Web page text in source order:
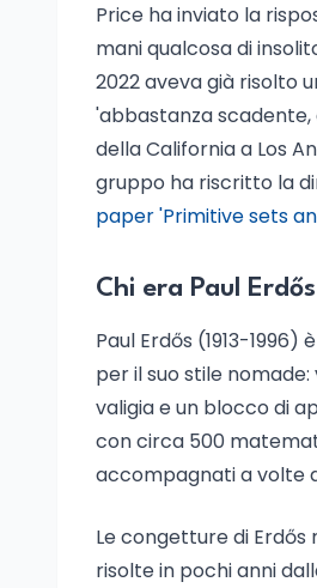
Price ha inviato la
mani qualcosa di
2022 aveva già risolto
'abbastanza scadente,
della California a Los
gruppo ha riscritto la
paper 'Primitive sets
Chi era Paul
Paul Erdős (1913-
per il suo stile
valigia e un blocco di
con circa 500
accompagnati a volte
Le congetture di
risolte in pochi anni